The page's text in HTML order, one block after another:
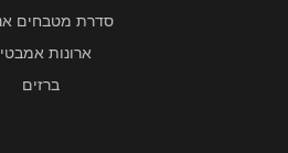
סדרת מטבחים
ארונות
ברזים